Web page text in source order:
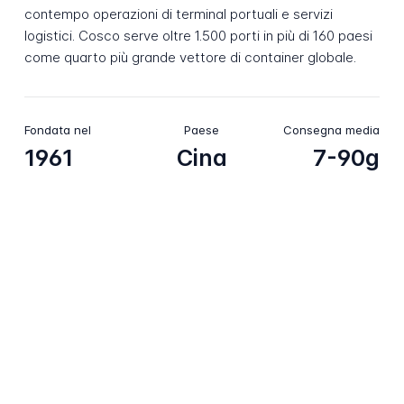
contempo operazioni di terminal portuali e servizi
logistici. Cosco serve oltre 1.500 porti in più di 160 paesi
come quarto più grande vettore di container globale.
Fondata nel
1961
Paese
Cina
Consegna media
7-90g